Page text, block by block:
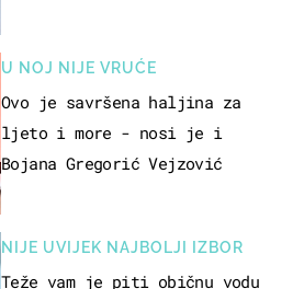
U NOJ NIJE VRUĆE
Ovo je savršena haljina za
ljeto i more - nosi je i
Bojana Gregorić Vejzović
NIJE UVIJEK NAJBOLJI IZBOR
Teže vam je piti običnu vodu